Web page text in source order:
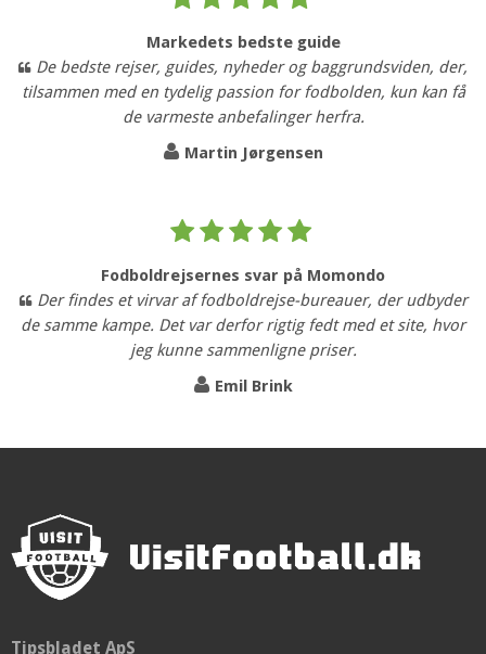
Markedets bedste guide
De bedste rejser, guides, nyheder og baggrundsviden, der,
tilsammen med en tydelig passion for fodbolden, kun kan få
de varmeste anbefalinger herfra.
Martin Jørgensen
Fodboldrejsernes svar på Momondo
Der findes et virvar af fodboldrejse-bureauer, der udbyder
de samme kampe. Det var derfor rigtig fedt med et site, hvor
jeg kunne sammenligne priser.
Emil Brink
Tipsbladet ApS